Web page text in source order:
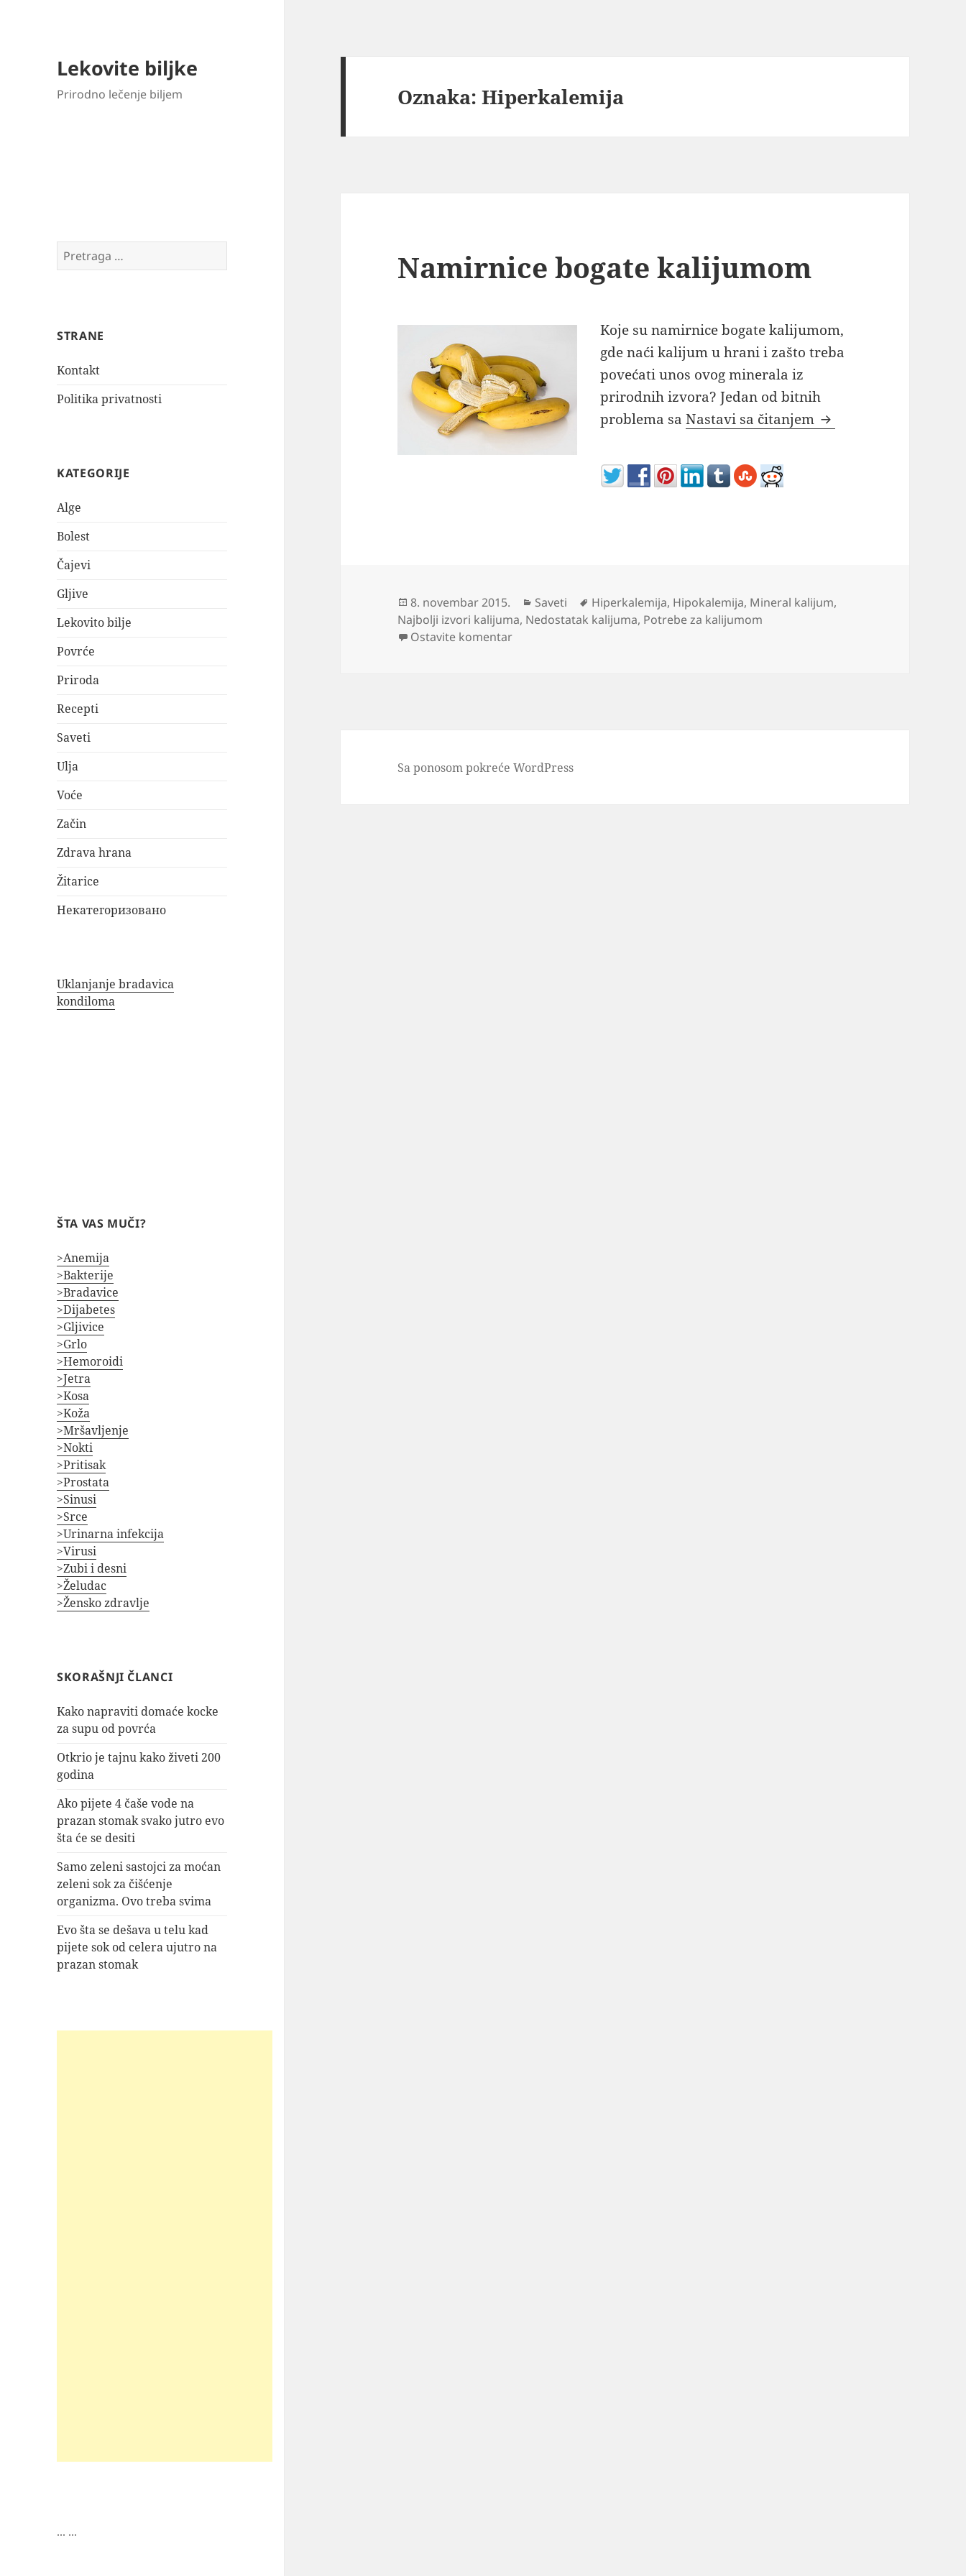
Lekovite biljke
Prirodno lečenje biljem
Pretraga
za:
STRANE
Kontakt
Politika privatnosti
KATEGORIJE
Alge
Bolest
Čajevi
Gljive
Lekovito bilje
Povrće
Priroda
Recepti
Saveti
Ulja
Voće
Začin
Zdrava hrana
Žitarice
Некатегоризовано
Uklanjanje bradavica
kondiloma
ŠTA VAS MUČI?
>Anemija
>Bakterije
>Bradavice
>Dijabetes
>Gljivice
>Grlo
>Hemoroidi
>Jetra
>Kosa
>Koža
>Mršavljenje
>Nokti
>Pritisak
>Prostata
>Sinusi
>Srce
>Urinarna infekcija
>Virusi
>Zubi i desni
>Želudac
>Žensko zdravlje
SKORAŠNJI ČLANCI
Kako napraviti domaće kocke
za supu od povrća
Otkrio je tajnu kako živeti 200
godina
Ako pijete 4 čaše vode na
prazan stomak svako jutro evo
šta će se desiti
Samo zeleni sastojci za moćan
zeleni sok za čišćenje
organizma. Ovo treba svima
Evo šta se dešava u telu kad
pijete sok od celera ujutro na
prazan stomak
... ...
Oznaka:Hiperkalemija
Namirnice bogate kalijumom
Koje su namirnice bogate kalijumom,
gde naći kalijum u hrani i zašto treba
povećati unos ovog minerala iz
prirodnih izvora? Jedan od bitnih
problema saNastavi sa čitanjem Namirnice bogate
Objavljeno
8. novembar 2015. Kategorije
Saveti Oznake
Hiperkalemija, Hipokalemija, Mineral kalijum,
Najbolji izvori kalijuma, Nedostatak kalijuma, Potrebe za kalijumom
Ostavite komentarna Namirnice bogate kalijumom
Sa ponosom pokreće WordPress